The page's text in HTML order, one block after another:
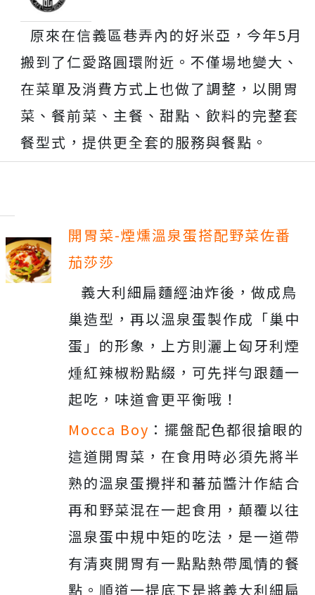
原來在信義區巷弄內的好米亞，今年5月
搬到了仁愛路圓環附近。不僅場地變大、
在菜單及消費方式上也做了調整，以開胃
菜、餐前菜、主餐、甜點、飲料的完整套
餐型式，提供更全套的服務與餐點。
開胃菜-煙燻溫泉蛋搭配野菜佐番
茄莎莎
義大利細扁麵經油炸後，做成鳥
巢造型，再以溫泉蛋製作成「巢中
蛋」的形象，上方則灑上匈牙利煙
煄紅辣椒粉點綴，可先拌勻跟麵一
起吃，味道會更平衡哦！
Mocca Boy ： 擺盤配色都很搶眼的
這道開胃菜，在食用時必須先將半
熟的溫泉蛋攪拌和蕃茄醬汁作結合
再和野菜混在一起食用，顛覆以往
溫泉蛋中規中矩的吃法，是一道帶
有清爽開胃有一點點熱帶風情的餐
點。順道一提底下是將義大利細扁